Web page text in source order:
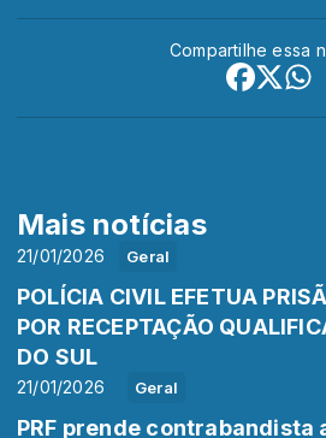
Compartilhe essa
Mais notícias
Geral
21/01/2026
POLÍCIA CIVIL EFETUA
POR RECEPTAÇÃO
DO SUL
Geral
21/01/2026
PRF prende contrabandista